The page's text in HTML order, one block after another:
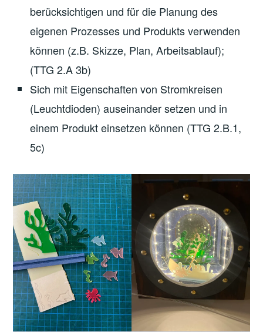
berücksichtigen und für die Planung des
eigenen Prozesses und Produkts verwenden
können (z.B. Skizze, Plan, Arbeitsablauf);
(TTG 2.A 3b)
Sich mit Eigenschaften von Stromkreisen
(Leuchtdioden) auseinander setzen und in
einem Produkt einsetzen können (TTG 2.B.1,
5c)